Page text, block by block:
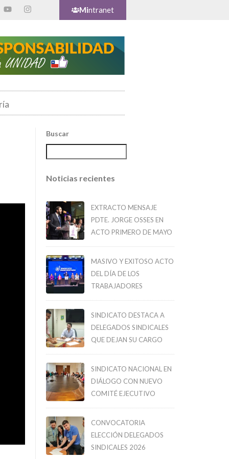
Mintranet
Buscar
Noticias recientes
EXTRACTO MENSAJE
PDTE. JORGE OSSES EN
ACTO PRIMERO DE MAYO
MASIVO Y EXITOSO ACTO
DEL DÍA DE LOS
TRABAJADORES
SINDICATO DESTACA A
DELEGADOS SINDICALES
QUE DEJAN SU CARGO
SINDICATO NACIONAL EN
DIÁLOGO CON NUEVO
COMITÉ EJECUTIVO
CONVOCATORIA
ELECCIÓN DELEGADOS
SINDICALES 2026